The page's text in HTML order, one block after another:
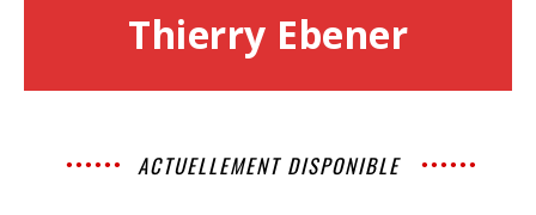
Thierry Ebener
ACTUELLEMENT DISPONIBLE